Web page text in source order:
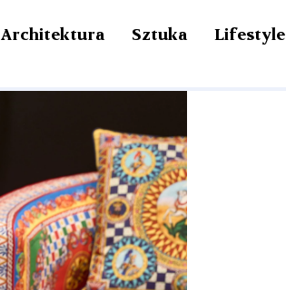
Architektura Sztuka Lifestyle